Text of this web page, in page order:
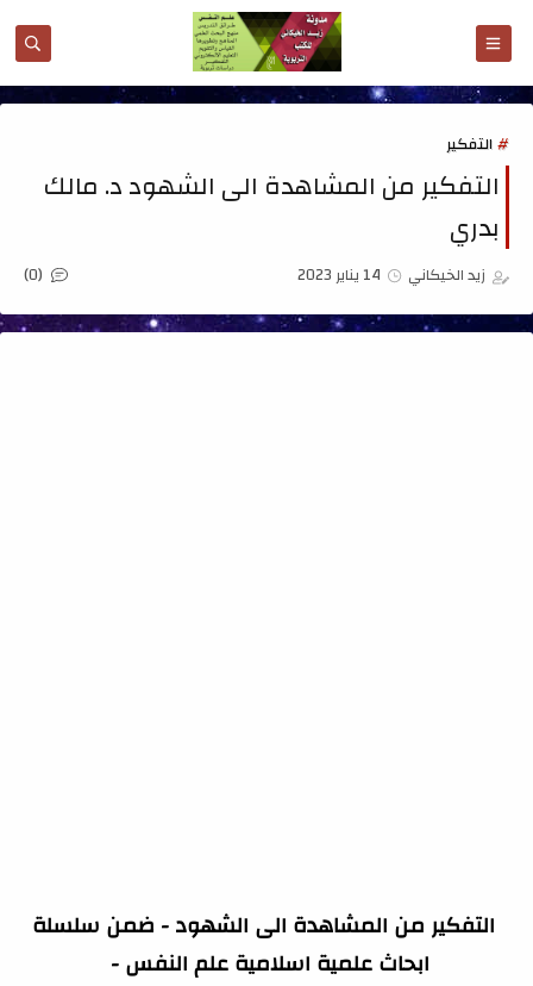
التفكير
التفكير من المشاهدة الى الشهود د. مالك
بدري
زيد الخيكاني 14 يناير 2023 (0)
التفكير من المشاهدة الى الشهود - ضمن سلسلة
ابحاث علمية اسلامية علم النفس -